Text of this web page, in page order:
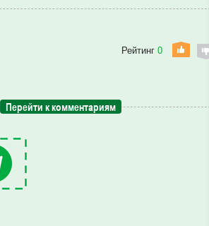
Рейтинг 0
Перейти к комментариям